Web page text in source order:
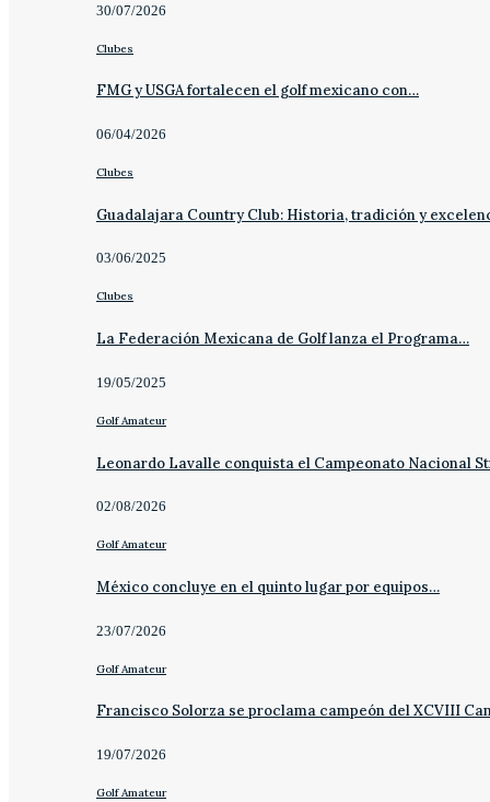
30/07/2026
Clubes
FMG y USGA fortalecen el golf mexicano con…
06/04/2026
Clubes
Guadalajara Country Club: Historia, tradición y
03/06/2025
Clubes
La Federación Mexicana de Golf lanza el Programa…
19/05/2025
Golf Amateur
Leonardo Lavalle conquista el Campeonato Nacional
02/08/2026
Golf Amateur
México concluye en el quinto lugar por equipos…
23/07/2026
Golf Amateur
Francisco Solorza se proclama campeón del XCVIII
19/07/2026
Golf Amateur